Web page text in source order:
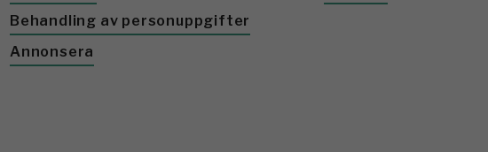
Behandling av personuppgifter
Annonsera